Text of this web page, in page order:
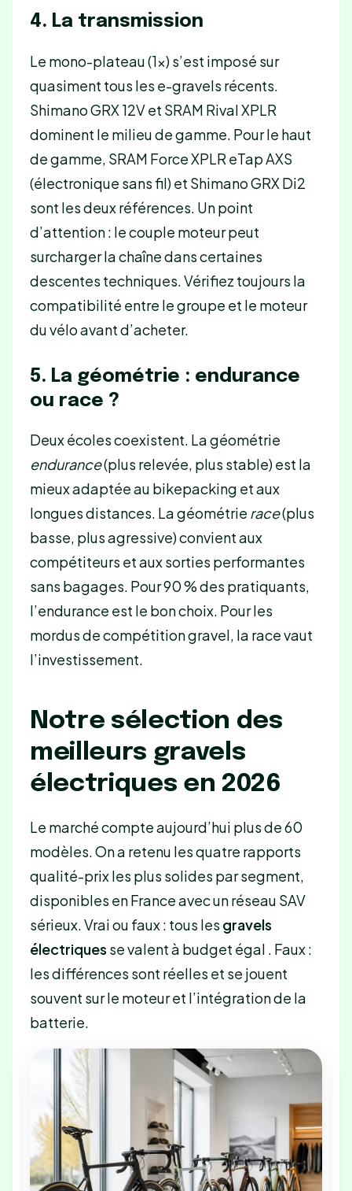
4. La transmission
Le mono-plateau (1×) s’est imposé sur
quasiment tous les e-gravels récents.
Shimano GRX 12V et SRAM Rival XPLR
dominent le milieu de gamme. Pour le haut
de gamme, SRAM Force XPLR eTap AXS
(électronique sans fil) et Shimano GRX Di2
sont les deux références. Un point
d’attention : le couple moteur peut
surcharger la chaîne dans certaines
descentes techniques. Vérifiez toujours la
compatibilité entre le groupe et le moteur
du vélo avant d’acheter.
5. La géométrie : endurance
ou race ?
Deux écoles coexistent. La géométrie
endurance(plus relevée, plus stable) est la
mieux adaptée au bikepacking et aux
longues distances. La géométrie race(plus
basse, plus agressive) convient aux
compétiteurs et aux sorties performantes
sans bagages. Pour 90 % des pratiquants,
l’endurance est le bon choix. Pour les
mordus de compétition gravel, la race vaut
l’investissement.
Notre sélection des
meilleurs gravels
électriques en 2026
Le marché compte aujourd’hui plus de 60
modèles. On a retenu les quatre rapports
qualité-prix les plus solides par segment,
disponibles en France avec un réseau SAV
sérieux. Vrai ou faux : tous les gravels
électriques se valent à budget égal . Faux :
les différences sont réelles et se jouent
souvent sur le moteur et l’intégration de la
batterie.